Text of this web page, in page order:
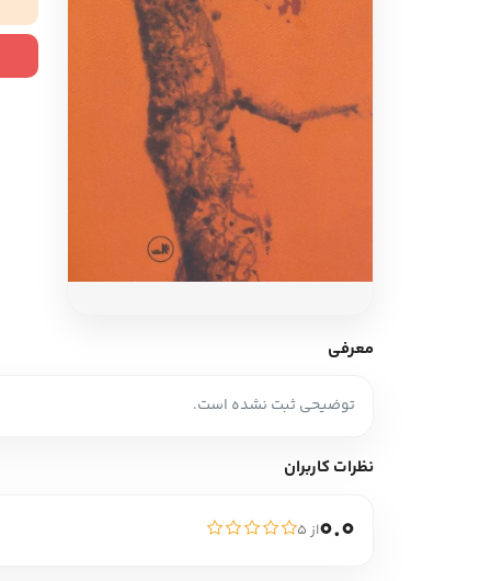
ادبیات آلمان
ادبیات ترکیه
ادبیات آسیا
سایر کشورهای اروپا
ادبیات
جستار و مقاله
زبان شناسی
معرفی
توضیحی ثبت نشده است.
نظرات کاربران
0.0از ۵